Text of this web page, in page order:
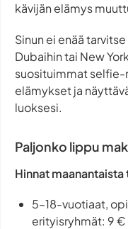
kävijän elämys
Sinun ei enää
Dubaihin tai New
suosituimmat selfie-
elämykset ja
luoksesi.
Paljonko lippu
Hinnat maanantaista
5–18-vuotiaat,
erityisryhmät: 9 €